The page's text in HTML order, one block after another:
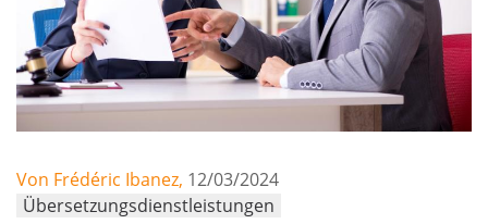
Von Frédéric Ibanez, 12/03/2024
Übersetzungsdienstleistungen